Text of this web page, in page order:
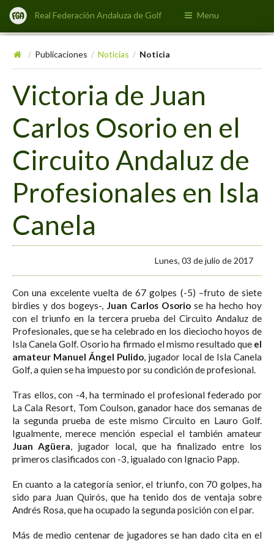
Real Federación Andaluza de Golf Menu
/ Publicaciones / Noticias / Noticia
Victoria de Juan
Carlos Osorio en el
Circuito Andaluz de
Profesionales en Isla
Canela
Lunes, 03 de julio de 2017
Con una excelente vuelta de 67 golpes (-5) –fruto de siete
birdies y dos bogeys-,
Juan Carlos Osorio se ha hecho hoy
con el triunfo en la tercera prueba del Circuito Andaluz de
Profesionales, que se ha celebrado en los dieciocho hoyos de
Isla Canela Golf. Osorio ha firmado el mismo resultado que el
amateur Manuel Ángel Pulido , jugador local de Isla Canela
Golf, a quien se ha impuesto por su condición de profesional.
Tras ellos, con -4, ha terminado el profesional federado por
La Cala Resort, Tom Coulson, ganador hace dos semanas de
la segunda prueba de este mismo Circuito en Lauro Golf.
Igualmente, merece mención especial el también amateur
Juan Agüera , jugador local, que ha finalizado entre los
primeros clasificados con -3, igualado con Ignacio Papp.
En cuanto a la categoría senior, el triunfo, con 70 golpes, ha
sido para Juan Quirós, que ha tenido dos de ventaja sobre
Andrés Rosa, que ha ocupado la segunda posición con el par.
Más de medio centenar de jugadores se han dado cita en el